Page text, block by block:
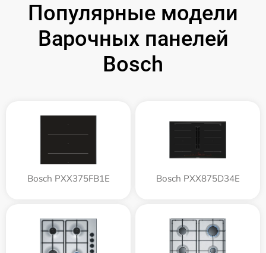
Популярные модели
Варочных панелей
Bosch
Bosch PXX375FB1E Bosch PXX875D34E